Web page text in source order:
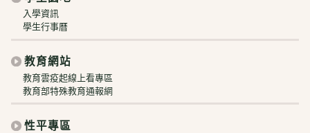
入學資訊
學生行事曆
教育網站
教育雲疫起線上看專區
教育部特殊教育通報網
性平專區